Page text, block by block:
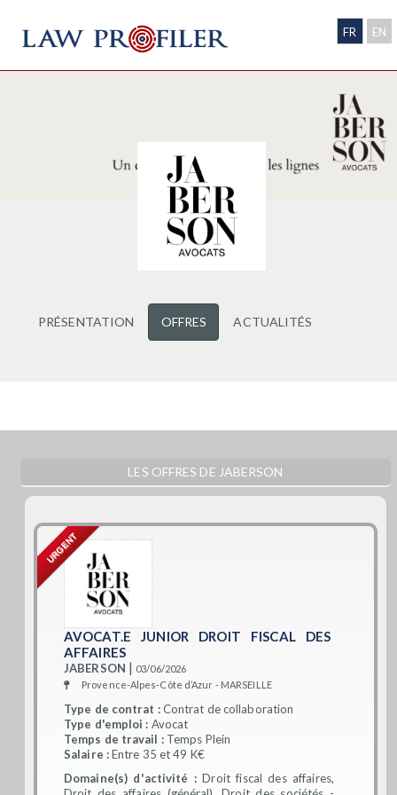
FR EN
PRÉSENTATION OFFRES ACTUALITÉS
LES OFFRES DE JABERSON
URGENT
AVOCAT.E JUNIOR DROIT FISCAL DES
AFFAIRES
JABERSON | 03/06/2026
Provence-Alpes-Côte d’Azur - MARSEILLE
Type de contrat :Contrat de collaboration
Type d'emploi : Avocat
Temps de travail :Temps Plein
Salaire :Entre 35 et 49 K€
Domaine(s) d'activité :Droit fiscal des affaires,